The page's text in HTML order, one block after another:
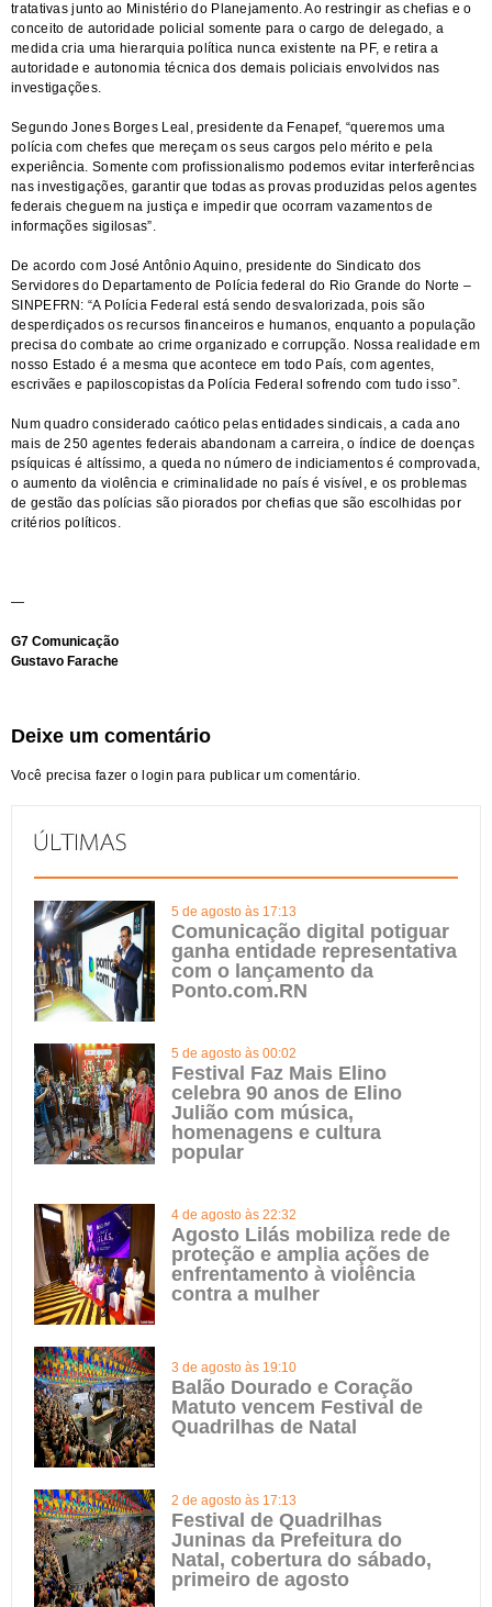
tratativas junto ao Ministério do Planejamento. Ao restringir as chefias e o
conceito de autoridade policial somente para o cargo de delegado, a
medida cria uma hierarquia política nunca existente na PF, e retira a
autoridade e autonomia técnica dos demais policiais envolvidos nas
investigações.
Segundo Jones Borges Leal, presidente da Fenapef, “queremos uma
polícia com chefes que mereçam os seus cargos pelo mérito e pela
experiência. Somente com profissionalismo podemos evitar interferências
nas investigações, garantir que todas as provas produzidas pelos agentes
federais cheguem na justiça e impedir que ocorram vazamentos de
informações sigilosas”.
De acordo com José Antônio Aquino, presidente do Sindicato dos
Servidores do Departamento de Polícia federal do Rio Grande do Norte –
SINPEFRN: “A Polícia Federal está sendo desvalorizada, pois são
desperdiçados os recursos financeiros e humanos, enquanto a população
precisa do combate ao crime organizado e corrupção. Nossa realidade em
nosso Estado é a mesma que acontece em todo País, com agentes,
escrivães e papiloscopistas da Polícia Federal sofrendo com tudo isso”.
Num quadro considerado caótico pelas entidades sindicais, a cada ano
mais de 250 agentes federais abandonam a carreira, o índice de doenças
psíquicas é altíssimo, a queda no número de indiciamentos é comprovada,
o aumento da violência e criminalidade no país é visível, e os problemas
de gestão das polícias são piorados por chefias que são escolhidas por
critérios políticos.
—
G7 Comunicação
Gustavo Farache
Deixe um comentário
Você precisa fazer o login para publicar um comentário.
5 de agosto às 17:13
Comunicação digital potiguar
ganha entidade representativa
com o lançamento da
Ponto.com.RN
5 de agosto às 00:02
Festival Faz Mais Elino
celebra 90 anos de Elino
Julião com música,
homenagens e cultura
popular
4 de agosto às 22:32
Agosto Lilás mobiliza rede de
proteção e amplia ações de
enfrentamento à violência
contra a mulher
3 de agosto às 19:10
Balão Dourado e Coração
Matuto vencem Festival de
Quadrilhas de Natal
2 de agosto às 17:13
Festival de Quadrilhas
Juninas da Prefeitura do
Natal, cobertura do sábado,
primeiro de agosto